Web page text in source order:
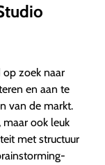
op zoek naar
en aan te
van de markt.
ook leuk
met structuur